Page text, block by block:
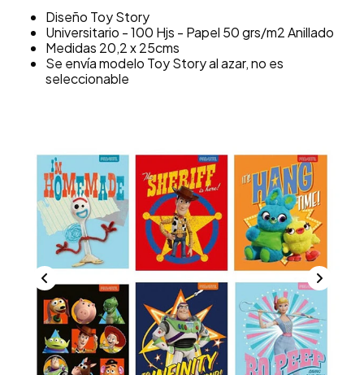
Diseño Toy Story
Universitario - 100 Hjs - Papel 50 grs/m2 Anillado
Medidas 20,2 x 25cms
Se envía modelo Toy Story al azar, no es
seleccionable